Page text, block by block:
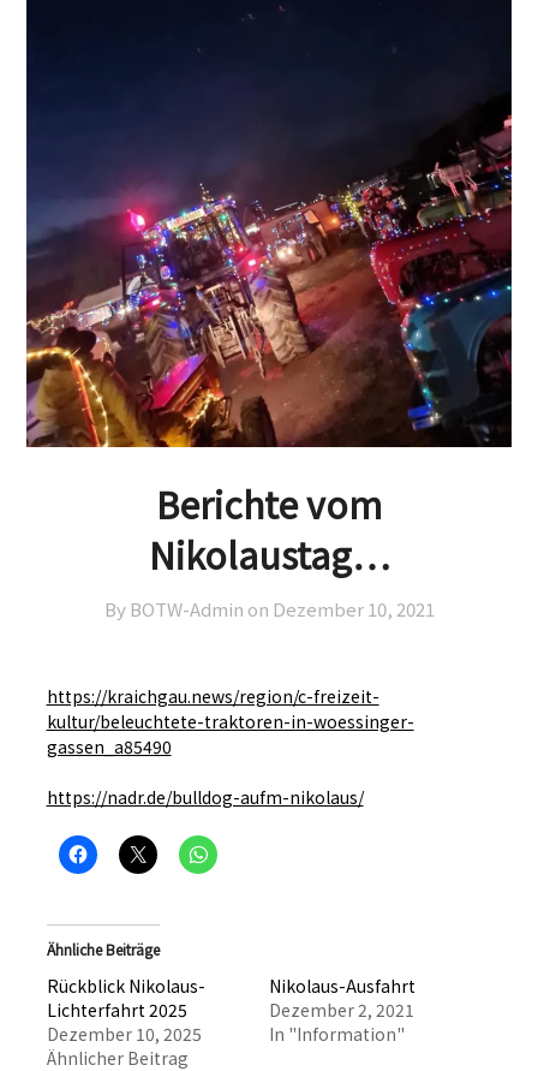
Berichte vom
Nikolaustag…
By BOTW-Admin on Dezember 10, 2021
https://kraichgau.news/region/c-freizeit-
kultur/beleuchtete-traktoren-in-woessinger-
gassen_a85490
https://nadr.de/bulldog-aufm-nikolaus/
Ähnliche Beiträge
Rückblick Nikolaus-
Lichterfahrt 2025
Dezember 10, 2025
Ähnlicher Beitrag
Nikolaus-Ausfahrt
Dezember 2, 2021
In "Information"